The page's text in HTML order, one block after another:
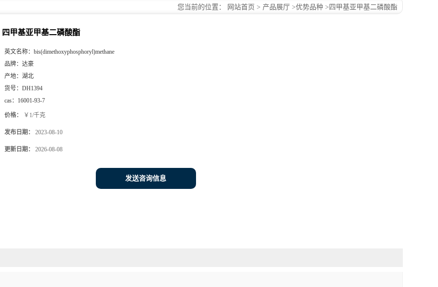
您当前的位置： 网站首页 > 产品展厅 >优势品种 > 四甲基亚甲基二磷酸酯
四甲基亚甲基二磷酸酯
英文名称： bis(dimethoxyphosphoryl)methane
品牌： 达豪
产地： 湖北
货号： DH1394
cas： 16001-93-7
价格： ￥1/千克
发布日期： 2023-08-10
更新日期： 2026-08-08
发送咨询信息